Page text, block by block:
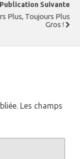
Publication Suivante
Plus, Toujours Plus
Gros !
Les champs